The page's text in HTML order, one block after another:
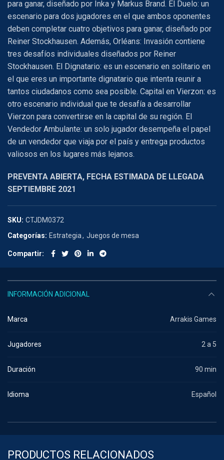
para ganar, diseñado por Inka y Markus Brand. El Duelo: un
escenario para dos jugadores en el que ambos oponentes
deben completar cuatro objetivos para ganar, diseñado por
Reiner Stockhausen. Además, Orléans: Invasión contiene
tres desafíos individuales diseñados por Reiner
Stockhausen. El Dignatario: es un escenario en solitario en
el que eres un importante dignatario que intenta reunir a
tantos ciudadanos como sea posible. Capital en Vierzon: es
otro escenario individual que te desafía a desarrollar
Vierzon para convertirse en la capital de su región. El
Vendedor Ambulante: un solo jugador desempeña el papel
de un vendedor que viaja por el país y entrega productos
valiosos en los lugares más lejanos.
PREVENTA ABIERTA, FECHA ESTIMADA DE LLEGADA
SEPTIEMBRE 2021
SKU: CTJDM0372
Categorías: Estrategia, Juegos de mesa
Compartir
INFORMACIÓN ADICIONAL
Marca Arrakis Games
Jugadores 2 a 5
Duración 90 min
Idioma Español
PRODUCTOS RELACIONADOS